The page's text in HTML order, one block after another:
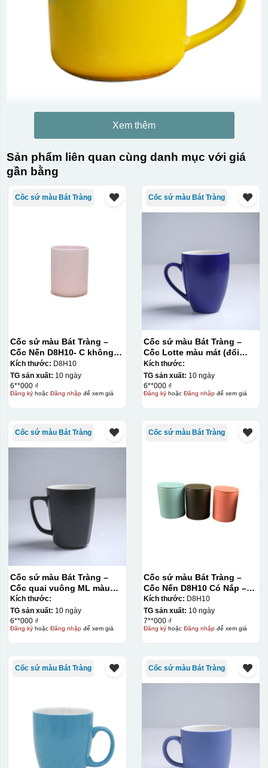
In Decal
Bước 1: Tạo khuôn in để tạo ra Decal Bước 2: Dán
decal lên gốm sứ Bước 3: Cho vào lò nung ở nhiệt độ
700-800 độ C
Bước 1: Tạo ra DECAL
trước khi dán nó lên gốm sứ, xưởng in sẽ in lên 1 loại
Xem thêm
Sản phẩm liên quan cùng danh mục với giá
gần bằng
Cốc sứ màu Bát Tràng
Cốc sứ màu Bát Tràng –
Cốc Nến D8H10- C không
quai
Kích thước: D8H10
TG sản xuất: 10 ngày
6**000 ₫
Đăng kýhoặc Đăng nhậpđể xem giá
Cốc sứ màu Bát Tràng
Cốc sứ màu Bát Tràng –
Cốc Lotte màu mát (đổi
quai)
Kích thước:
TG sản xuất: 10 ngày
6**000 ₫
Đăng kýhoặc Đăng nhậpđể xem giá
Cốc sứ màu Bát Tràng
Cốc sứ màu Bát Tràng –
Cốc quai vuông ML màu
mát
Kích thước:
TG sản xuất: 10 ngày
6**000 ₫
Đăng kýhoặc Đăng nhậpđể xem giá
Cốc sứ màu Bát Tràng
Cốc sứ màu Bát Tràng –
Cốc Nến D8H10 Có Nắp –
Màu Mát
Kích thước: D8H10
TG sản xuất: 10 ngày
7**000 ₫
Đăng kýhoặc Đăng nhậpđể xem giá
Cốc sứ màu Bát Tràng Cốc sứ màu Bát Tràng